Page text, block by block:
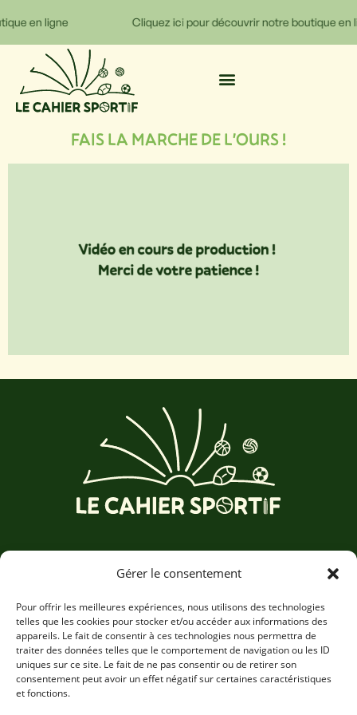
Gérer le consentement
Pour offrir les meilleures expériences, nous utilisons des technologies
telles que les cookies pour stocker et/ou accéder aux informations des
appareils. Le fait de consentir à ces technologies nous permettra de
traiter des données telles que le comportement de navigation ou les ID
uniques sur ce site. Le fait de ne pas consentir ou de retirer son
consentement peut avoir un effet négatif sur certaines caractéristiques
et fonctions.
en ligne Cliquez ici pour découvrir notre boutique en
FAIS LA MARCHE DE L'OURS !
Accueil
Nos cahiers
Nos valeurs
Nos partenaires
Nous contacter
LE CAHIER SPORTIF